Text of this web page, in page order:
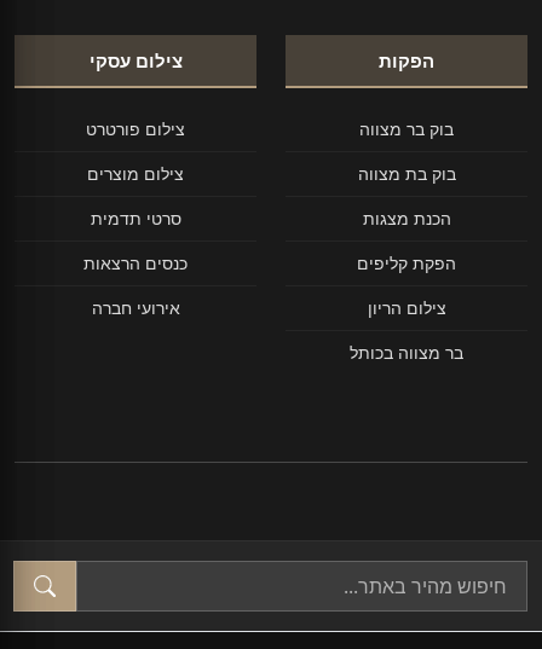
הפקות
בוק בר מצווה
בוק בת מצווה
הכנת מצגות
הפקת קליפים
צילום הריון
בר מצווה בכותל
צילום עסקי
צילום פורטרט
צילום מוצרים
סרטי תדמית
כנסים הרצאות
אירועי חברה